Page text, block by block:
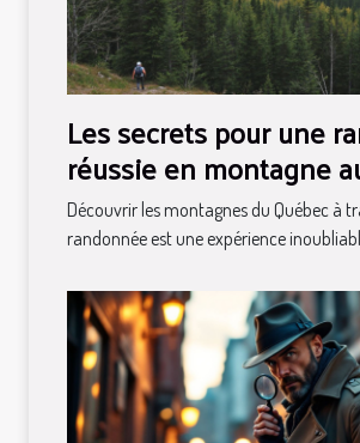
Les secrets pour une
réussie en montagne
Québec
Découvrir les montagnes du Québec à
randonnée est une expérience